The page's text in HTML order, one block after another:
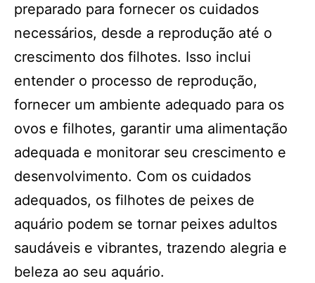
preparado para fornecer os cuidados
necessários, desde a reprodução até o
crescimento dos filhotes. Isso inclui
entender o processo de reprodução,
fornecer um ambiente adequado para os
ovos e filhotes, garantir uma alimentação
adequada e monitorar seu crescimento e
desenvolvimento. Com os cuidados
adequados, os filhotes de peixes de
aquário podem se tornar peixes adultos
saudáveis e vibrantes, trazendo alegria e
beleza ao seu aquário.